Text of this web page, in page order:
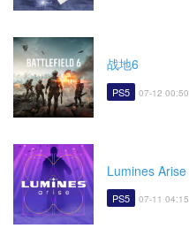
战地6
PS5 07-12 00:50
Lumines Arise
PS5 07-11 04:15